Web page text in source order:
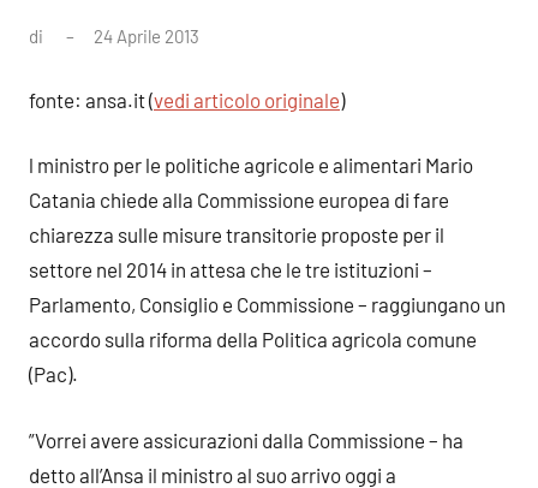
di 24 Aprile 2013
fonte: ansa.it (vedi articolo originale)
l ministro per le politiche agricole e alimentari Mario
Catania chiede alla Commissione europea di fare
chiarezza sulle misure transitorie proposte per il
settore nel 2014 in attesa che le tre istituzioni –
Parlamento, Consiglio e Commissione – raggiungano un
accordo sulla riforma della Politica agricola comune
(Pac).
”Vorrei avere assicurazioni dalla Commissione – ha
detto all’Ansa il ministro al suo arrivo oggi a